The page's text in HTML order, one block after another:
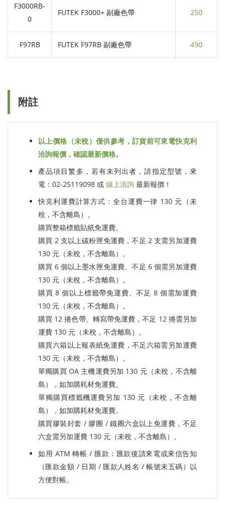
F3000RB-
0
FUTEK F3000+ 副廠色帶 250
F97RB FUTEK F97RB 副廠色帶 490
附註
以上價格（未稅）僅供參考，訂貨前可來電快克利
洽詢報價，確認最新價格。
產品項目繁多，若有未列出者，請指定型號，來
電：02-25119098 或 線上洽詢 最新報價！
快克利運費計算方式：全台運費一律 130 元（未
稅，不含離島）。
購買整箱標籤貼紙免運費。
購買 2 支以上碳粉匣免運費，不足 2 支需另加運費
130 元（未稅，不含離島）。
購買 6 個以上墨水匣免運費、不足 6 個需另加運費
130 元（未稅，不含離島）。
購買 8 個以上標籤帶免運費、不足 8 個需加運費
130 元（未稅，不含離島）。
購買 12 捲色帶、轉寫帶免運費，不足 12 捲需另加
運費 130 元（未稅，不含離島）。
購買六箱以上報表紙免運費，不足六箱需另加運費
130 元（未稅，不含離島）。
單獨購買 OA 主機運費另加 130 元（未稅，不含離
島），如加購耗材免運費。
單獨購買標籤機運費另加 130 元（未稅，不含離
島），如加購耗材免運費。
購買膠裝封套 / 膠圈 / 鐵圈六盒以上免運費，不足
六盒需另加運費 130 元（未稅，不含離島）。
如用 ATM 轉帳 / 匯款：匯款後請來電或來信告知
（匯款金額 / 日期 / 匯款人姓名 / 帳號末五碼）以
方便對帳。